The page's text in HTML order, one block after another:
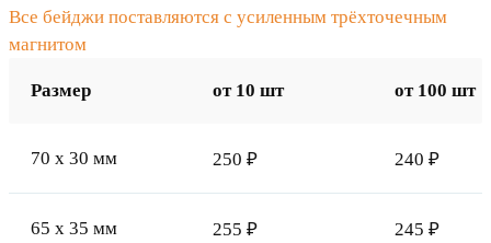
Все бейджи поставляются с усиленным трёхточечным
магнитом
Размер от 10 шт от 100 шт
70 x 30 мм 250 ₽ 240 ₽
65 x 35 мм 255 ₽ 245 ₽